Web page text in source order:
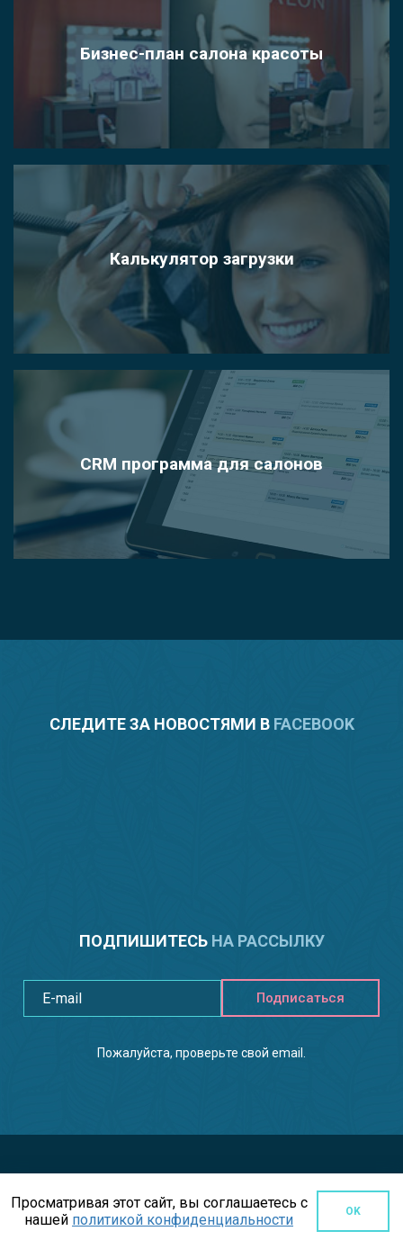
Бизнес-план салона красоты
Калькулятор загрузки
CRM программа для салонов
СЛЕДИТЕ ЗА НОВОСТЯМИ В FACEBOOK
ПОДПИШИТЕСЬ НА РАССЫЛКУ
Подписаться
Пожалуйста, проверьте свой email.
Просматривая этот сайт, вы соглашаетесь с
нашей политикой конфиденциальности OK